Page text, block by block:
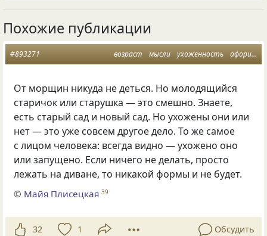
Похожие публикации
возраст мысли ухоженность афоризмусы
#893271
От морщин никуда не деться. Но молодящийся
старичок или старушка — это смешно. Знаете,
есть старый сад и новый сад. Но ухожены они или
нет — это уже совсем другое дело. То же самое
с лицом человека: всегда видно — ухожено оно
или запущено. Если ничего не делать, просто
лежать на диване, то никакой формы и не будет.
© Майя Плисецкая 39
32 1 Обсудить